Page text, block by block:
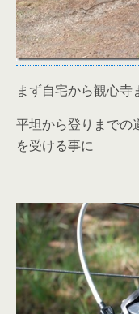
まず自宅から観心
平坦から登りまでの
を受ける事に